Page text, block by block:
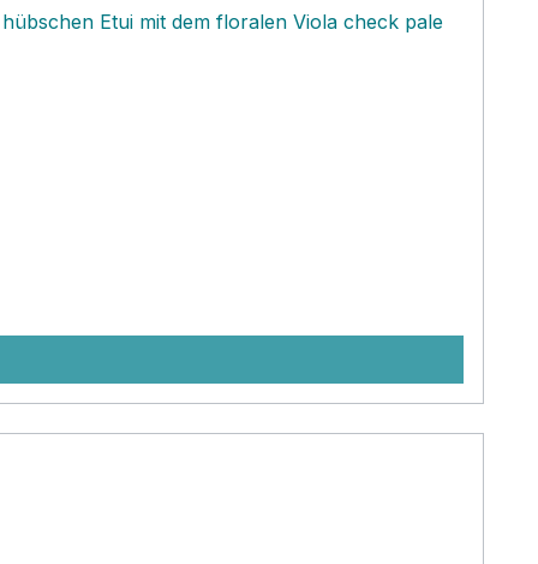
Etui mit dem floralen Viola check pale